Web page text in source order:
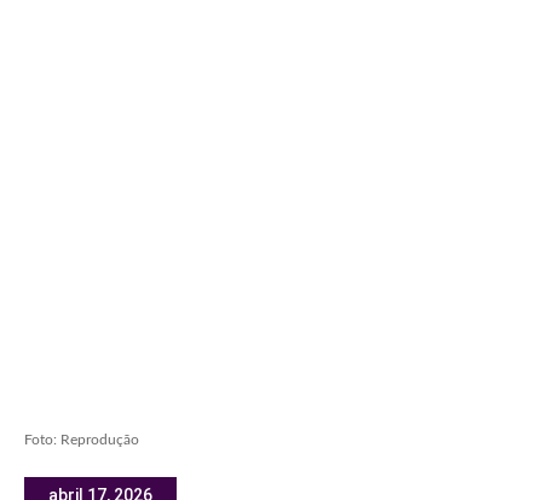
Foto: Reprodução
abril 17, 2026